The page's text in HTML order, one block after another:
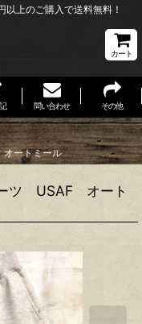
上のご購入で送料無料！
カート
問い合わせ その他
ートミール
ツ USAF オート